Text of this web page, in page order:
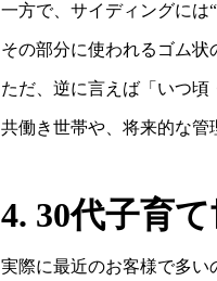
一方で、サイディングには“
その部分に使われるゴム状
ただ、逆に言えば「いつ頃
共働き世帯や、将来的な管
4. 30代子育
実際に最近のお客様で多い